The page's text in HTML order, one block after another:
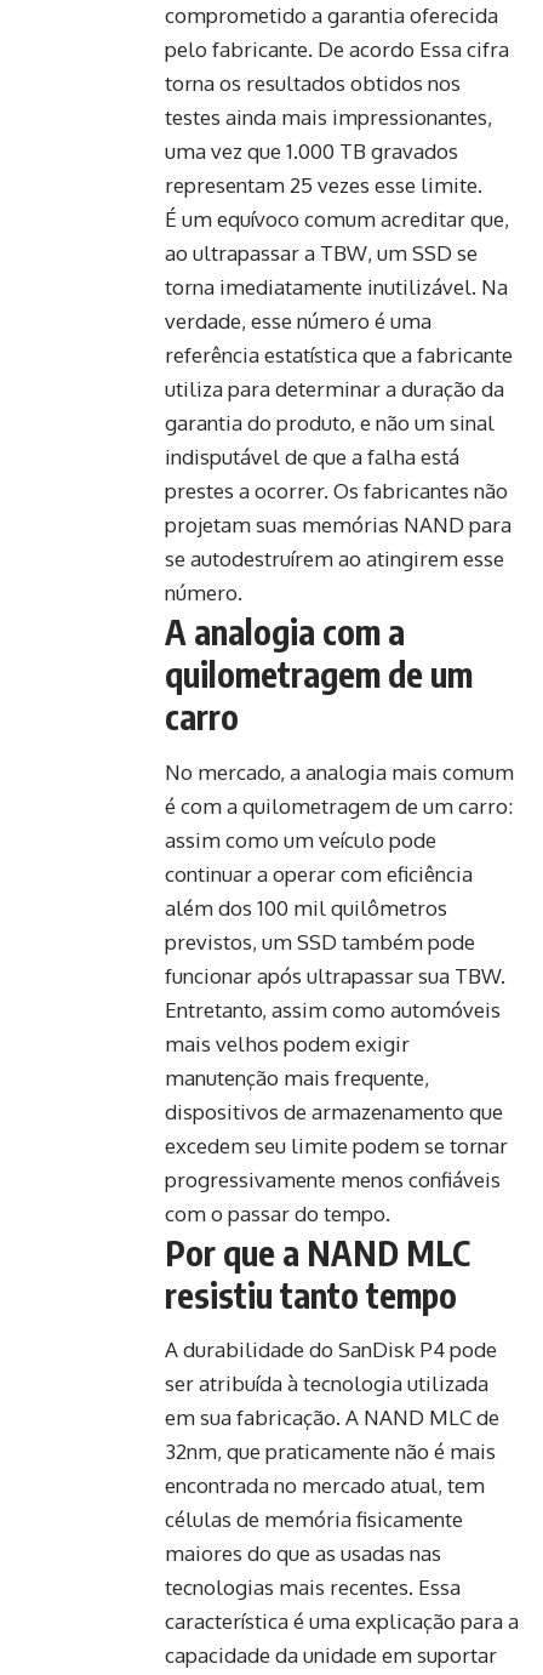
comprometido a garantia oferecida
pelo fabricante. De acordo Essa cifra
torna os resultados obtidos nos
testes ainda mais impressionantes,
uma vez que 1.000 TB gravados
representam 25 vezes esse limite.
É um equívoco comum acreditar que,
ao ultrapassar a TBW, um SSD se
torna imediatamente inutilizável. Na
verdade, esse número é uma
referência estatística que a fabricante
utiliza para determinar a duração da
garantia do produto, e não um sinal
indisputável de que a falha está
prestes a ocorrer. Os fabricantes não
projetam suas memórias NAND para
se autodestruírem ao atingirem esse
número.
A analogia com a
quilometragem de um
carro
No mercado, a analogia mais comum
é com a quilometragem de um carro:
assim como um veículo pode
continuar a operar com eficiência
além dos 100 mil quilômetros
previstos, um SSD também pode
funcionar após ultrapassar sua TBW.
Entretanto, assim como automóveis
mais velhos podem exigir
manutenção mais frequente,
dispositivos de armazenamento que
excedem seu limite podem se tornar
progressivamente menos confiáveis
com o passar do tempo.
Por que a NAND MLC
resistiu tanto tempo
A durabilidade do SanDisk P4 pode
ser atribuída à tecnologia utilizada
em sua fabricação. A NAND MLC de
32nm, que praticamente não é mais
encontrada no mercado atual, tem
células de memória fisicamente
maiores do que as usadas nas
tecnologias mais recentes. Essa
característica é uma explicação para a
capacidade da unidade em suportar